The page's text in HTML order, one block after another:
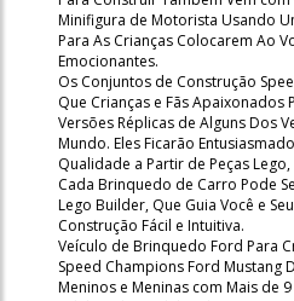
Minifigura de Motorista Usando
Para As Crianças Colocarem Ao
Emocionantes.
Os Conjuntos de Construção
Que Crianças e Fãs Apaixonados
Versões Réplicas de Alguns Dos
Mundo. Eles Ficarão
Qualidade a Partir de Peças
Cada Brinquedo de Carro Pode
Lego Builder, Que Guia Você e
Construção Fácil e Intuitiva.
Veículo de Brinquedo Ford Para
Speed Champions Ford Mustang
Meninos e Meninas com Mais de